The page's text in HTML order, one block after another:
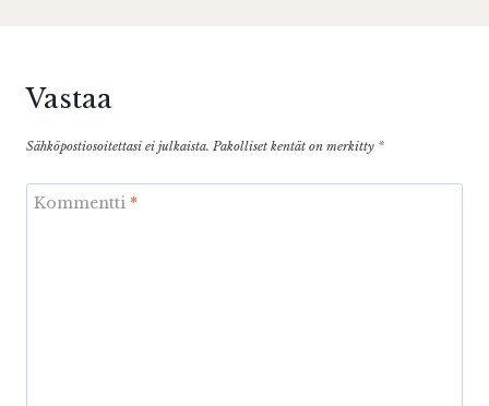
Vastaa
Sähköpostiosoitettasi ei julkaista. Pakolliset kentät on merkitty *
Kommentti *